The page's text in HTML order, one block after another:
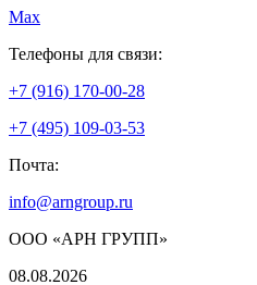
Max
Телефоны для связи:
+7 (916) 170-00-28
+7 (495) 109-03-53
Почта:
info@arngroup.ru
ООО «АРН ГРУПП»
08.08.2026